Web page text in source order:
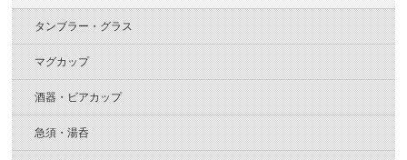
タンブラー・グラス
マグカップ
酒器・ビアカップ
急須・湯呑